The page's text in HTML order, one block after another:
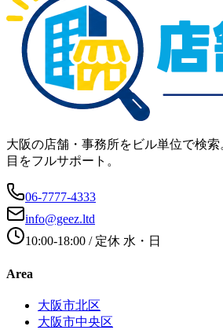
大阪の店舗・事務所をビル単位で検
目をフルサポート。
06-7777-4333
info@geez.ltd
10:00-18:00 / 定休 水・日
Area
大阪市北区
大阪市中央区